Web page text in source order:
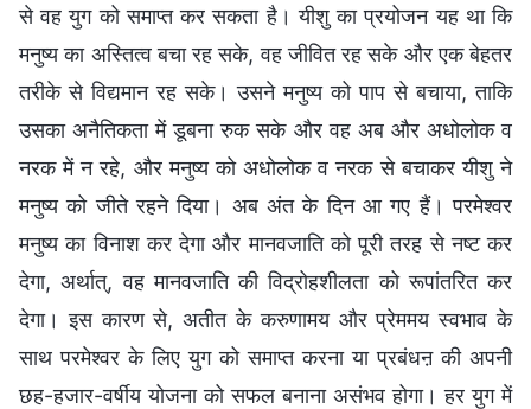
से वह युग को समाप्त कर सकता है। यीशु का प्रयोजन यह था कि
मनुष्य का अस्तित्व बचा रह सके, वह जीवित रह सके और एक बेहतर
तरीके से विद्यमान रह सके। उसने मनुष्य को पाप से बचाया, ताकि
उसका अनैतिकता में डूबना रुक सके और वह अब और अधोलोक व
नरक में न रहे, और मनुष्य को अधोलोक व नरक से बचाकर यीशु ने
मनुष्य को जीते रहने दिया। अब अंत के दिन आ गए हैं। परमेश्वर
मनुष्य का विनाश कर देगा और मानवजाति को पूरी तरह से नष्ट कर
देगा, अर्थात्, वह मानवजाति की विद्रोहशीलता को रूपांतरित कर
देगा। इस कारण से, अतीत के करुणामय और प्रेममय स्वभाव के
साथ परमेश्वर के लिए युग को समाप्त करना या प्रबंधऩ की अपनी
छह-हजार-वर्षीय योजना को सफल बनाना असंभव होगा। हर युग में